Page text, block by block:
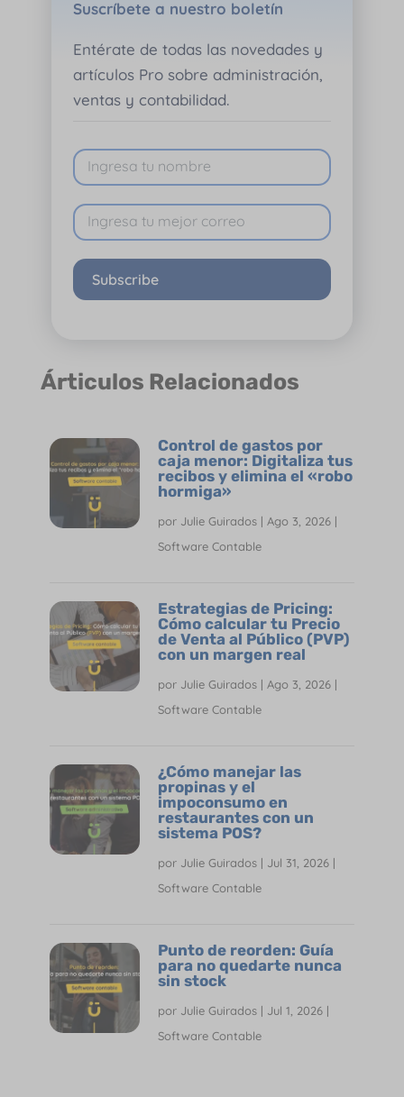
Suscríbete a nuestro boletín
Entérate de todas las novedades y
artículos Pro sobre administración,
ventas y contabilidad.
Subscribe
Árticulos Relacionados
Control de gastos por
caja menor: Digitaliza tus
recibos y elimina el «robo
hormiga»
por Julie Guirados| Ago 3, 2026|
Software Contable
Estrategias de Pricing:
Cómo calcular tu Precio
de Venta al Público (PVP)
con un margen real
por Julie Guirados| Ago 3, 2026|
Software Contable
¿Cómo manejar las
propinas y el
impoconsumo en
restaurantes con un
sistema POS?
por Julie Guirados| Jul 31, 2026|
Software Contable
Punto de reorden: Guía
para no quedarte nunca
sin stock
por Julie Guirados| Jul 1, 2026|
Software Contable